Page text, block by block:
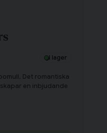
I lager
Det romantiska
en inbjudande